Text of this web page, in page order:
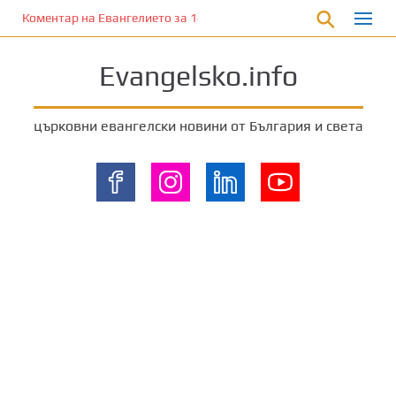
Коментар на Евангелието за 18 август 2024 г. от отец Йоан
Evangelsko.info
църковни евангелски новини от България и света